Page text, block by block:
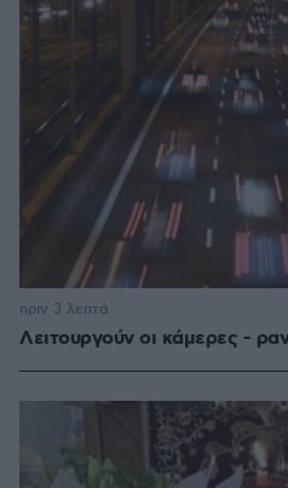
Λειτουργούν οι κάμερες -
πριν 3 λεπτά